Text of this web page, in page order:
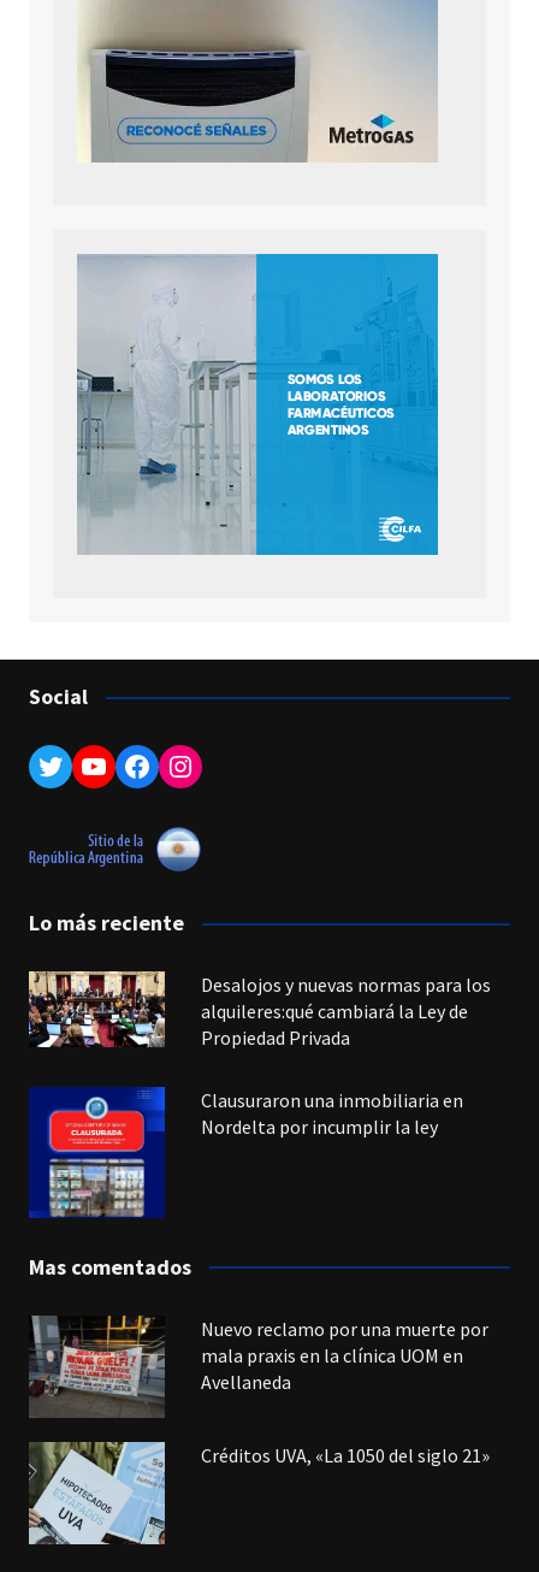
Social
Twitter
YouTube
Facebook
Instagram
Lo más reciente
Desalojos y nuevas normas para los
alquileres:qué cambiará la Ley de
Propiedad Privada
Clausuraron una inmobiliaria en
Nordelta por incumplir la ley
Mas comentados
Nuevo reclamo por una muerte por
mala praxis en la clínica UOM en
Avellaneda
Créditos UVA, «La 1050 del siglo 21»